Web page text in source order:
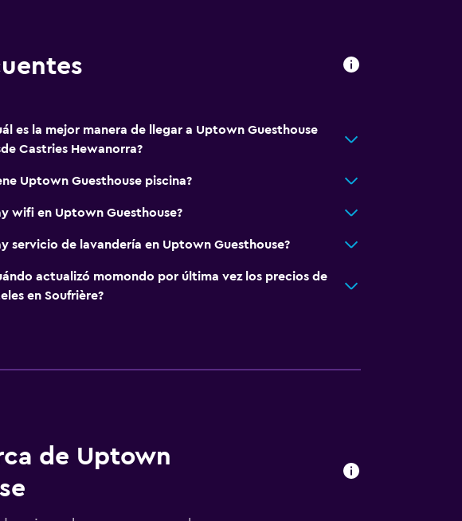
es la mejor manera de llegar a Uptown Guesthouse
Castries Hewanorra?
Uptown Guesthouse piscina?
wifi en Uptown Guesthouse?
servicio de lavandería en Uptown Guesthouse?
actualizó momondo por última vez los precios de
en Soufrière?
de Uptown